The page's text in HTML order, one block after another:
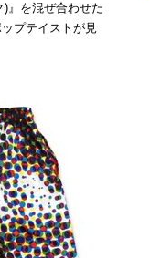
』を混ぜ合わせた
プテイストが見